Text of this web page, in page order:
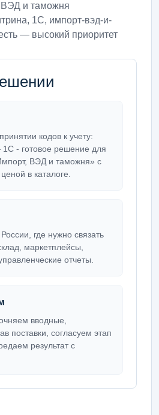
ВЭД и таможня
, 1С, импорт-вэд-и-
— высокий приоритет
кодов к учету:
- готовое решение для
ВЭД и таможня» с
в каталоге.
где нужно связать
маркетплейсы,
отчеты.
вводные,
поставки, согласуем этап
результат с